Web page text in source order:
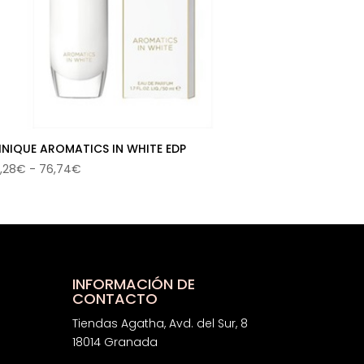
AROMATICS IN WHITE EDP
€ - 76,74€
desde
76,74€
INFORMACIÓN DE
CONTACTO
Tiendas Agatha, Avd. del Sur, 8
18014 Granada